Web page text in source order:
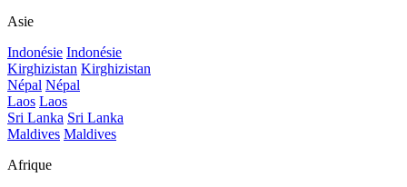
Asie
Indonésie Indonésie
Kirghizistan Kirghizistan
Népal Népal
Laos Laos
Sri Lanka Sri Lanka
Maldives Maldives
Afrique